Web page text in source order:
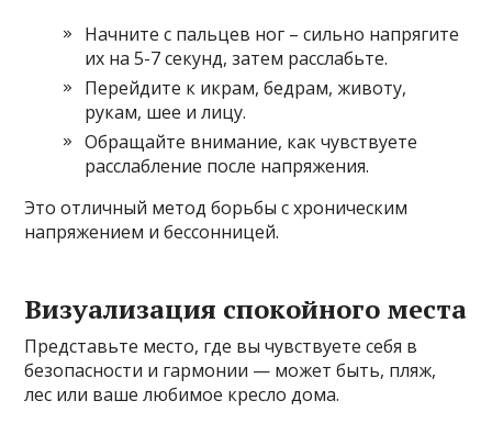
Начните с пальцев ног – сильно напрягите
их на 5-7 секунд, затем расслабьте.
Перейдите к икрам, бедрам, животу,
рукам, шее и лицу.
Обращайте внимание, как чувствуете
расслабление после напряжения.
Это отличный метод борьбы с хроническим
напряжением и бессонницей.
Визуализация спокойного места
Представьте место, где вы чувствуете себя в
безопасности и гармонии — может быть, пляж,
лес или ваше любимое кресло дома.